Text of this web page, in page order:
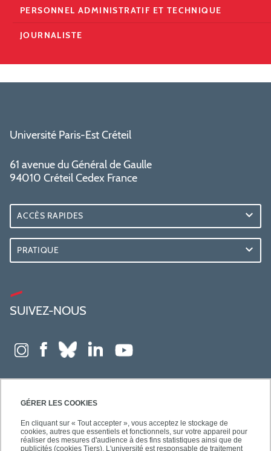
GÉRER LES COOKIES
En cliquant sur « Tout accepter », vous acceptez le stockage de
cookies, autres que essentiels et fonctionnels, sur votre appareil pour
réaliser des mesures d'audience à des fins statistiques ainsi que de
publicités (cookies Tiers). L'université est responsable de traitement
PERSONNEL ADMINISTRATIF ET TECHNIQUE
JOURNALISTE
Université Paris-Est Créteil
61 avenue du Général de Gaulle
94010 Créteil Cedex France
ACCÈS RAPIDES
PRATIQUE
SUIVEZ-NOUS